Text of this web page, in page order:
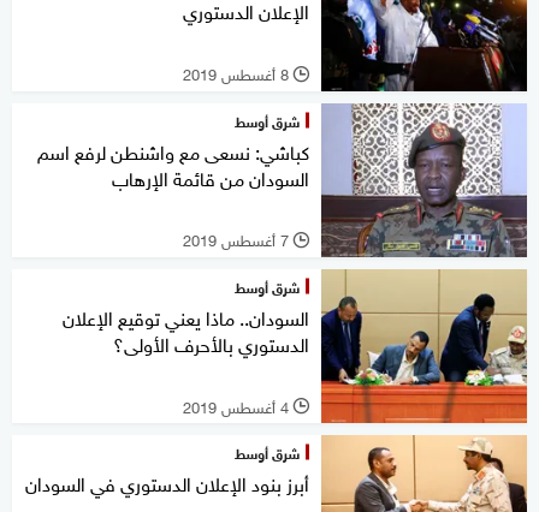
الإعلان الدستوري
l 8 أغسطس 2019
شرق أوسط
كباشي: نسعى مع واشنطن لرفع اسم
السودان من قائمة الإرهاب
l 7 أغسطس 2019
شرق أوسط
السودان.. ماذا يعني توقيع الإعلان
الدستوري بالأحرف الأولى؟
l 4 أغسطس 2019
شرق أوسط
أبرز بنود الإعلان الدستوري في السودان